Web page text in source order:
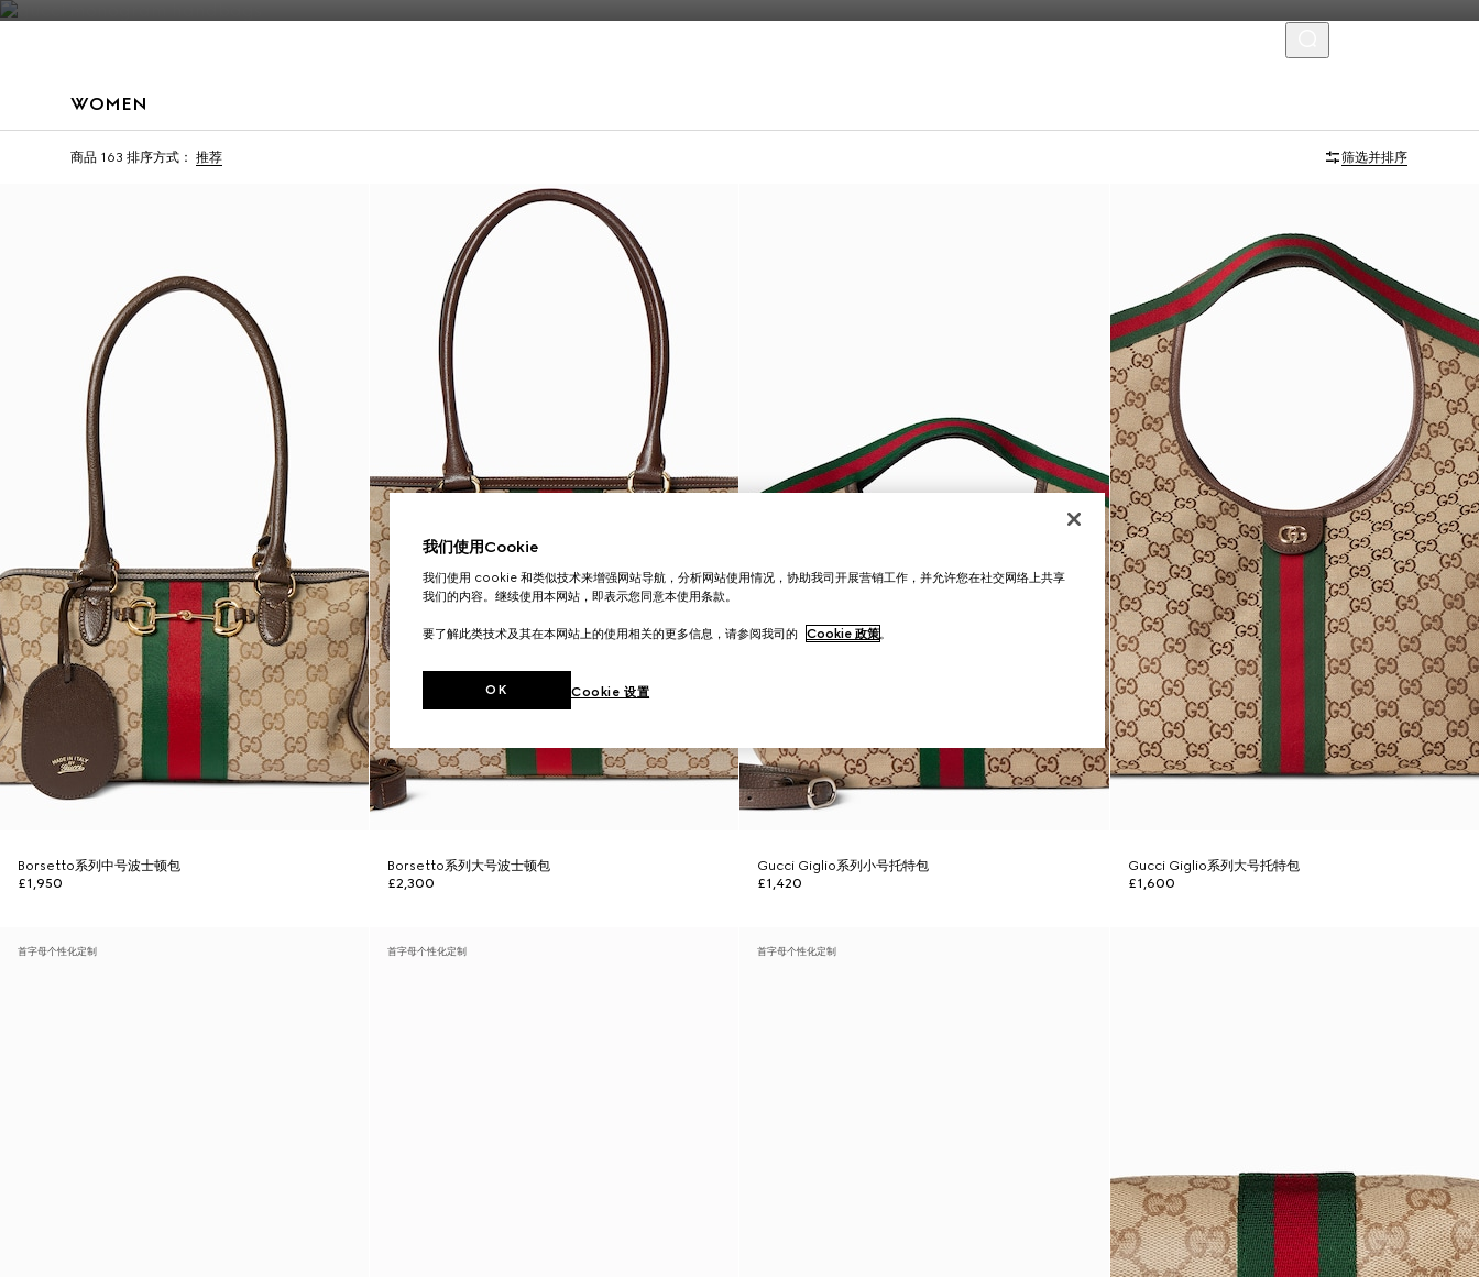
WOMEN
商品 163 排序方式： 推荐 筛选并排序
首字母个性化定制
Borsetto系列中号波士顿包
£1,950
Borsetto系列大号波士顿包
£2,300
Gucci Giglio系列小号托特包
£1,420
Gucci Giglio系列大号托特包
£1,600
首字母个性化定制 首字母个性化定制 首字母个性化定制
我们使用Cookie
我们使用 cookie 和类似技术来增强网站导航，分析网站使用情况，协助我司开展营销工作，并允许您在社交网络上共享
我们的内容。继续使用本网站，即表示您同意本使用条款。
要了解此类技术及其在本网站上的使用相关的更多信息，请参阅我司的 Cookie 政策。
Cookie 设置
OK